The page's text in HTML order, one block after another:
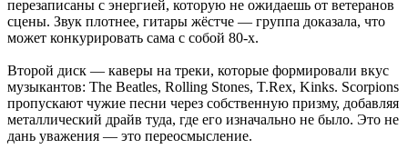
перезаписаны с энергией, которую не ожидаешь от ветеранов
сцены. Звук плотнее, гитары жёстче — группа доказала, что
может конкурировать сама с собой 80-х.
Второй диск — каверы на треки, которые формировали вкус
музыкантов: The Beatles, Rolling Stones, T.Rex, Kinks. Scorpions
пропускают чужие песни через собственную призму, добавляя
металлический драйв туда, где его изначально не было. Это не
дань уважения — это переосмысление.